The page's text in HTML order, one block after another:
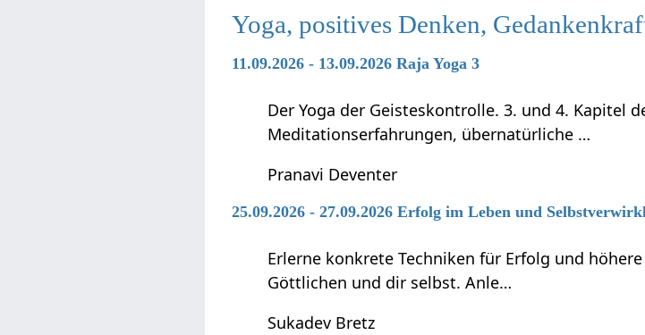
Yoga, positives Denken,
11.09.2026 - 13.09.2026 Raja Yoga 3
Der Yoga der Geisteskontrolle. 3. und 4. Kapitel
Meditationserfahrungen, übernatürliche …
Pranavi Deventer
25.09.2026 - 27.09.2026 Erfolg im Leben und
Erlerne konkrete Techniken für Erfolg und
Göttlichen und dir selbst. Anle…
Sukadev Bretz